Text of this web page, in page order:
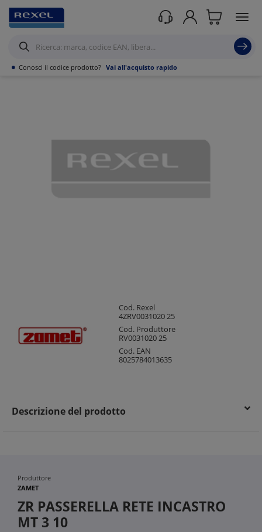
• Conosci il codice prodotto? Vai all'acquisto rapido
Prodotti /Canalizzazioni Canaline Passacavi Industriali in Metallo/Curve,
Derivazioni e accessori per Canale forato
Cod. Rexel
4ZRV0031020 25
Cod. Produttore
RV0031020 25
Cod. EAN
8025784013635
Descrizione del prodotto
Produttore
ZAMET
ZR PASSERELLA RETE INCASTRO
MT 3 10